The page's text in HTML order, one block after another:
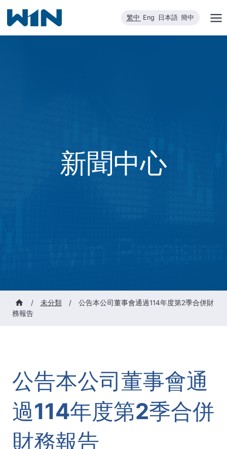
內
繁中 Eng 日本語 簡中
新聞中心
/ 未分類 /
公告本公司董事會通過114年度第2季合併財
務報告
公告本公司董事會通
過114年度第2季合併
財務報告